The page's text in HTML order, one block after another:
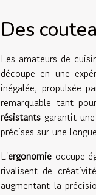
Des
Les amateurs de
découpe en une
inégalée, propulsée
remarquable tant
résistants garantit
précises sur une
L'ergonomie occupe
rivalisent de
augmentant la